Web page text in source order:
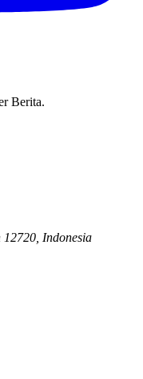
Berita.
Indonesia